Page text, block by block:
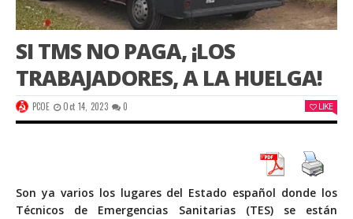
SI TMS NO PAGA, ¡LOS
TRABAJADORES, A LA HUELGA!
PCOE Oct 14, 2023 0 LIKE
Son ya varios los lugares del Estado español donde los
Técnicos de Emergencias Sanitarias (TES) se están